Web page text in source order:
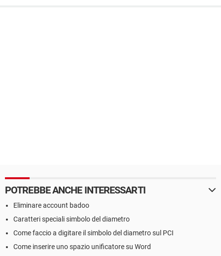
POTREBBE ANCHE INTERESSARTI
Eliminare account badoo
Caratteri speciali simbolo del diametro
Come faccio a digitare il simbolo del diametro sul PCI
Come inserire uno spazio unificatore su Word